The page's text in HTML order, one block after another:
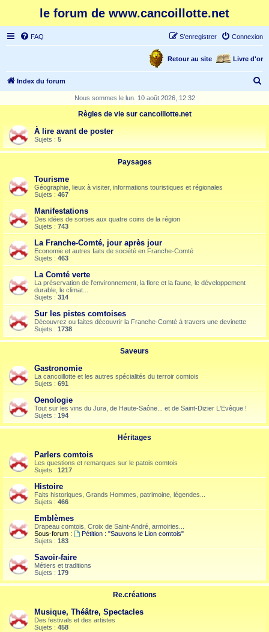
le forum de www.cancoillotte.net
FAQ Connexion
S’enregistrer
Livre d'or
Retour au site
Index du forum
r
Nous sommes le lun. 10 août 2026, 12:32
Règles de vie sur cancoillotte.net
À lire avant de poster
Sujets : 5
Paysages
Tourisme
Géographie, lieux à visiter, informations touristiques et régionales
Sujets : 467
Manifestations
Des idées de sorties aux quatre coins de la région
Sujets : 743
La Franche-Comté, jour après jour
Economie et autres faits de société en Franche-Comté
Sujets : 463
La Comté verte
La préservation de l'environnement, la flore et la faune, le développement
durable, le climat...
Sujets : 314
Sur les pistes comtoises
Découvrez ou faites découvrir la Franche-Comté à travers une devinette
Sujets : 1738
Saveurs
Gastronomie
La cancoillotte et les autres spécialités du terroir comtois
Sujets : 691
Oenologie
Tout sur les vins du Jura, de Haute-Saône... et de Saint-Dizier L'Evêque !
Sujets : 194
Héritages
Parlers comtois
Les questions et remarques sur le patois comtois
Sujets : 1217
Histoire
Faits historiques, Grands Hommes, patrimoine, légendes...
Sujets : 466
Emblèmes
Drapeau comtois, Croix de Saint-André, armoiries...
Sous-forum :
Pétition : "Sauvons le Lion comtois"
Sujets : 183
Savoir-faire
Métiers et traditions
Sujets : 179
Re.créations
Musique, Théâtre, Spectacles
Des festivals et des artistes
Sujets : 458